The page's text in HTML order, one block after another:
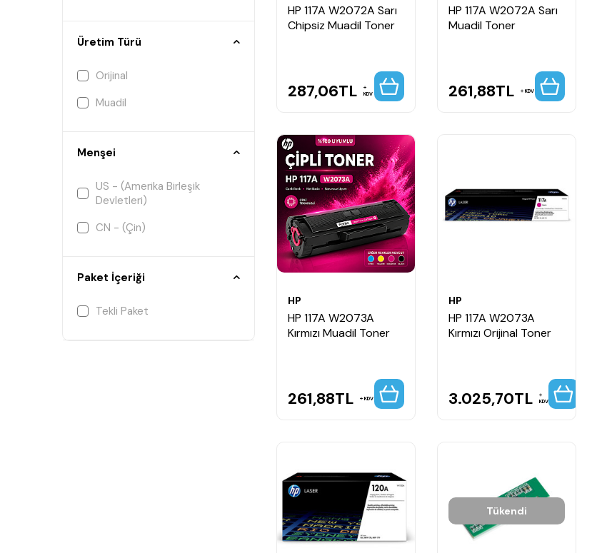
Üretim Türü
Orijinal
Muadil
Menşei
US - (Amerika Birleşik
Devletleri)
CN - (Çin)
Paket İçeriği
Tekli Paket
HP 117A W2072A Sarı
Chipsiz Muadil Toner
287,06TL KDV
HP 117A W2072A Sarı
Muadil Toner
261,88TL KDV
HP
HP 117A W2073A
Kırmızı Muadil Toner
261,88TL KDV
HP
HP 117A W2073A
Kırmızı Orijinal Toner
3.025,70TL KDV
Tükendi